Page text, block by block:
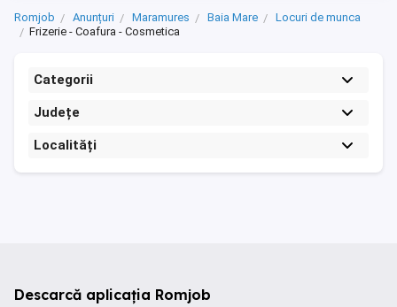
Romjob Anunțuri Maramures Baia Mare
Locuri de munca
Frizerie - Coafura - Cosmetica
Categorii
Județe
Localități
Descarcă aplicația Romjob